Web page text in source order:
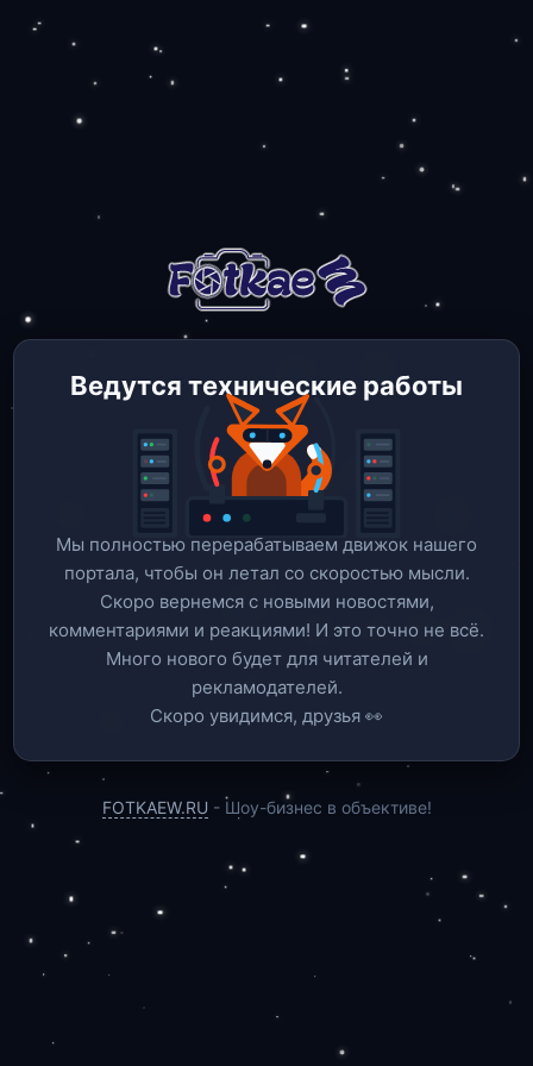
Ведутся технические работы
Мы полностью перерабатываем движок нашего
портала, чтобы он летал со скоростью мысли.
Скоро вернемся c новыми новостями,
комментариями и реакциями! И это точно не всё.
Много нового будет для читателей и
рекламодателей.
Скоро увидимся, друзья 👀
FOTKAEW.RU - Шоу-бизнес в объективе!